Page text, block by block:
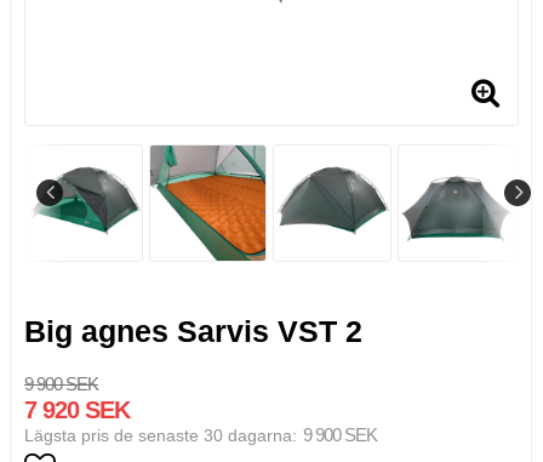
Big agnes Sarvis VST 2
9 900 SEK
7 920 SEK
Lägsta pris de senaste 30 dagarna 9 900 SEK